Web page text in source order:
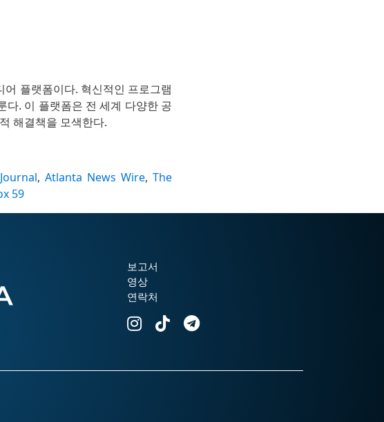
어 플랫폼이다. 혁신적인 프로그램
다. 이 플랫폼은 전 세계 다양한 공
해결책을 모색한다.
, Atlanta News Wire, The
59
보고서
영상
연락처